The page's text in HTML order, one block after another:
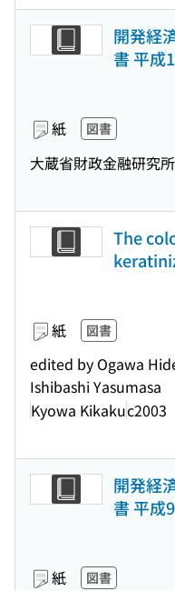
開発経
書 平成
紙 図書
大蔵省財政金融研究
The
紙 図書
edited by Ogawa
Ishibashi Yasumasa
Kyowa Kikakuc2003
開発経
書 平成
紙 図書